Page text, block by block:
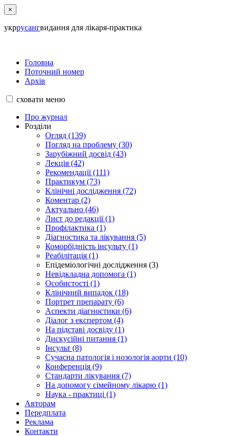
×
укррусангвидання для лікаря-практика
Головна
Поточний номер
Архів
сховати меню
Про журнал
Розділи
Огляд (139)
Погляд на проблему (30)
Зарубіжний досвід (43)
Лекція (42)
Рекомендації (111)
Практикум (73)
Клінічні дослідження (72)
Коментар (2)
Актуально (46)
Лист до редакції (1)
Профілактика (1)
Діагностика та лікування (5)
Коморбідність інсульту (1)
Реабілітація (1)
Епідеміологічні дослідження (3)
Невідкладна допомога (1)
Особистості (1)
Клінічний випадок (18)
Портрет препарату (6)
Аспекти діагностики (6)
Діалог з експертом (4)
На підставі досвіду (1)
Дискусійні питання (1)
Інсульт (8)
Сучасна патологія і нозологія аорти (10)
Конференція (9)
Стандарти лікування (7)
На допомогу сімейному лікарю (1)
Наука - практиці (1)
Авторам
Передплата
Реклама
Контакти